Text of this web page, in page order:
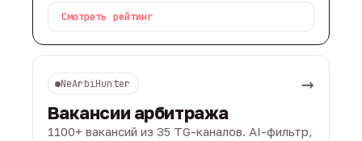
Смотреть рейтинг
NeArbiHunter →
Вакансии арбитража
1100+ вакансий из 35 TG-каналов. AI-фильтр,